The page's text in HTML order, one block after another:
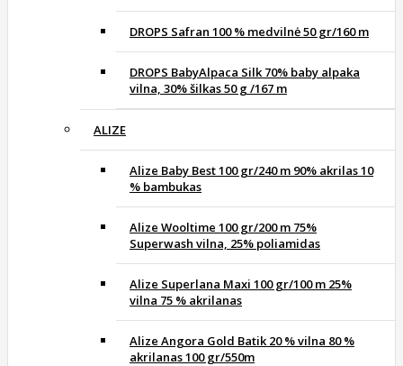
DROPS Safran 100 % medvilnė 50 gr/160 m
DROPS BabyAlpaca Silk 70% baby alpaka
vilna, 30% šilkas 50 g /167 m
ALIZE
Alize Baby Best 100 gr/240 m 90% akrilas 10
% bambukas
Alize Wooltime 100 gr/200 m 75%
Superwash vilna, 25% poliamidas
Alize Superlana Maxi 100 gr/100 m 25%
vilna 75 % akrilanas
Alize Angora Gold Batik 20 % vilna 80 %
akrilanas 100 gr/550m